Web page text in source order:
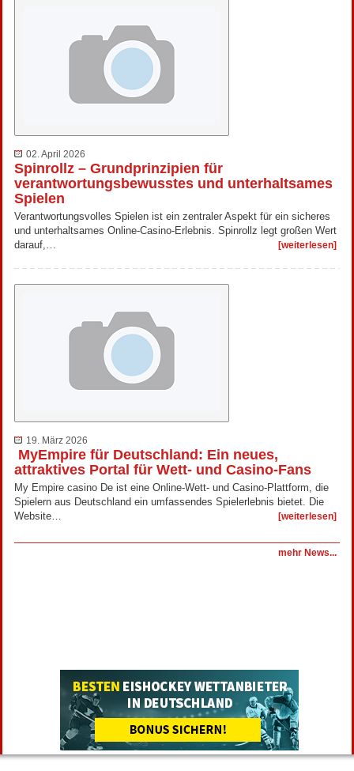
02. April 2026
Spinrollz – Grundprinzipien für
verantwortungsbewusstes und unterhaltsames
Spielen
Verantwortungsvolles Spielen ist ein zentraler Aspekt für ein sicheres
und unterhaltsames Online-Casino-Erlebnis. Spinrollz legt großen Wert
darauf,…
[weiterlesen]
19. März 2026
MyEmpire für Deutschland: Ein neues,
attraktives Portal für Wett- und Casino-Fans
My Empire casino De ist eine Online-Wett- und Casino-Plattform, die
Spielern aus Deutschland ein umfassendes Spielerlebnis bietet. Die
Website…
[weiterlesen]
mehr News...